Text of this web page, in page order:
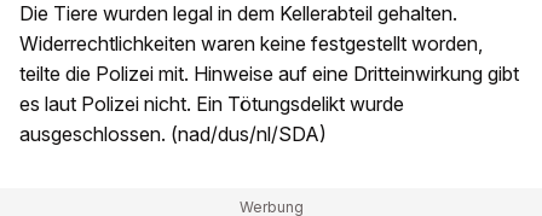
Die Tiere wurden legal in dem Kellerabteil gehalten.
Widerrechtlichkeiten waren keine festgestellt worden,
teilte die Polizei mit. Hinweise auf eine Dritteinwirkung gibt
es laut Polizei nicht. Ein Tötungsdelikt wurde
ausgeschlossen. (nad/dus/nl/SDA)